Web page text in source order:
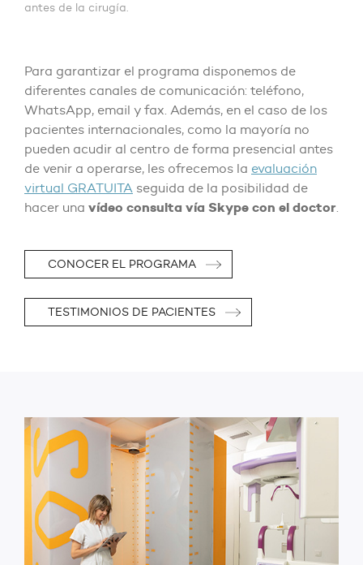
antes de la cirugía.
Para garantizar el programa disponemos de
diferentes canales de comunicación: teléfono,
WhatsApp, email y fax. Además, en el caso de los
pacientes internacionales, como la mayoría no
pueden acudir al centro de forma presencial antes
de venir a operarse, les ofrecemos la evaluación
virtual GRATUITA seguida de la posibilidad de
hacer una vídeo consulta vía Skype con el doctor.
CONOCER EL PROGRAMA
TESTIMONIOS DE PACIENTES